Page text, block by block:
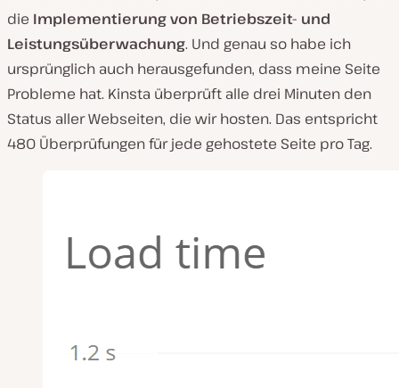
die Implementierung von Betriebszeit- und
Leistungsüberwachung. Und genau so habe ich
ursprünglich auch herausgefunden, dass meine Seite
Probleme hat. Kinsta überprüft alle drei Minuten den
Status aller Webseiten, die wir hosten. Das entspricht
480 Überprüfungen für jede gehostete Seite pro Tag.